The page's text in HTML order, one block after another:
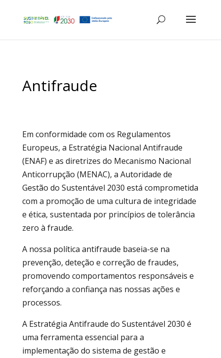
Antifraude
Em conformidade com os Regulamentos
Europeus, a Estratégia Nacional Antifraude
(ENAF) e as diretrizes do Mecanismo Nacional
Anticorrupção (MENAC), a Autoridade de
Gestão do Sustentável 2030 está comprometida
com a promoção de uma cultura de integridade
e ética, sustentada por princípios de tolerância
zero à fraude.
A nossa política antifraude baseia-se na
prevenção, deteção e correção de fraudes,
promovendo comportamentos responsáveis e
reforçando a confiança nas nossas ações e
processos.
A Estratégia Antifraude do Sustentável 2030 é
uma ferramenta essencial para a
implementação do sistema de gestão e